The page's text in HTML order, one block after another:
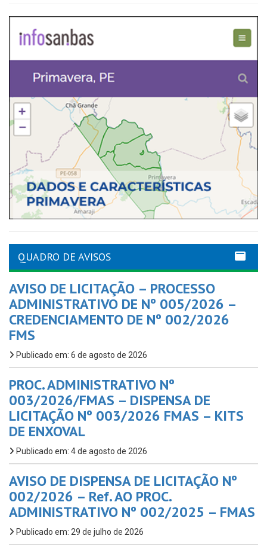
QUADRO DE AVISOS
AVISO DE LICITAÇÃO – PROCESSO
ADMINISTRATIVO DE Nº 005/2026 –
CREDENCIAMENTO DE Nº 002/2026
FMS
Publicado em: 6 de agosto de 2026
PROC. ADMINISTRATIVO Nº
003/2026/FMAS – DISPENSA DE
LICITAÇÃO Nº 003/2026 FMAS – KITS
DE ENXOVAL
Publicado em: 4 de agosto de 2026
AVISO DE DISPENSA DE LICITAÇÃO Nº
002/2026 – Ref. AO PROC.
ADMINISTRATIVO Nº 002/2025 – FMAS
Publicado em: 29 de julho de 2026